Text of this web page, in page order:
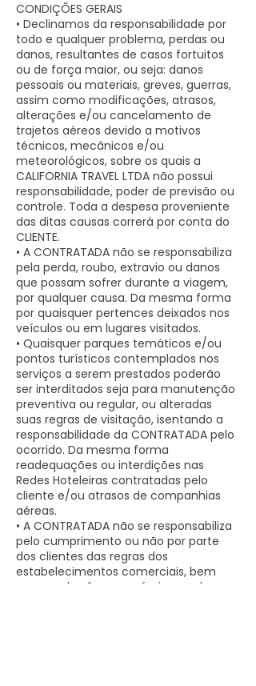
CONDIÇÕES GERAIS
• Declinamos da responsabilidade por
todo e qualquer problema, perdas ou
danos, resultantes de casos fortuitos
ou de força maior, ou seja: danos
pessoais ou materiais, greves, guerras,
assim como modificações, atrasos,
alterações e/ou cancelamento de
trajetos aéreos devido a motivos
técnicos, mecânicos e/ou
meteorológicos, sobre os quais a
CALIFORNIA TRAVEL LTDA não possui
responsabilidade, poder de previsão ou
controle. Toda a despesa proveniente
das ditas causas correrá por conta do
CLIENTE.
• A CONTRATADA não se responsabiliza
pela perda, roubo, extravio ou danos
que possam sofrer durante a viagem,
por qualquer causa. Da mesma forma
por quaisquer pertences deixados nos
veículos ou em lugares visitados.
• Quaisquer parques temáticos e/ou
pontos turísticos contemplados nos
serviços a serem prestados poderão
ser interditados seja para manutenção
preventiva ou regular, ou alteradas
suas regras de visitação, isentando a
responsabilidade da CONTRATADA pelo
ocorrido. Da mesma forma
readequações ou interdições nas
Redes Hoteleiras contratadas pelo
cliente e/ou atrasos de companhias
aéreas.
• A CONTRATADA não se responsabiliza
pelo cumprimento ou não por parte
dos clientes das regras dos
estabelecimentos comerciais, bem
como pelos ônus possíveis gerados por